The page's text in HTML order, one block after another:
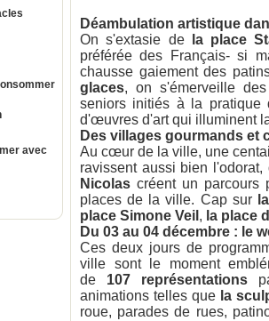
avec
Déambulation artistique
On s'extasie de
la place
préférée des Français- si
chausse gaiement des
glaces, on s'émerveille
seniors initiés à la pratique
d'œuvres d'art qui illuminent
Des villages gourmands et
Au cœur de la ville, une
ravissent aussi bien
Nicolas créent un parcours
places de la ville. Cap sur
place Simone Veil , la place
Du 03 au 04 décembre : le
Ces deux jours de
ville sont le moment
de 107 représentations
animations telles que la
roue, parades de rues,